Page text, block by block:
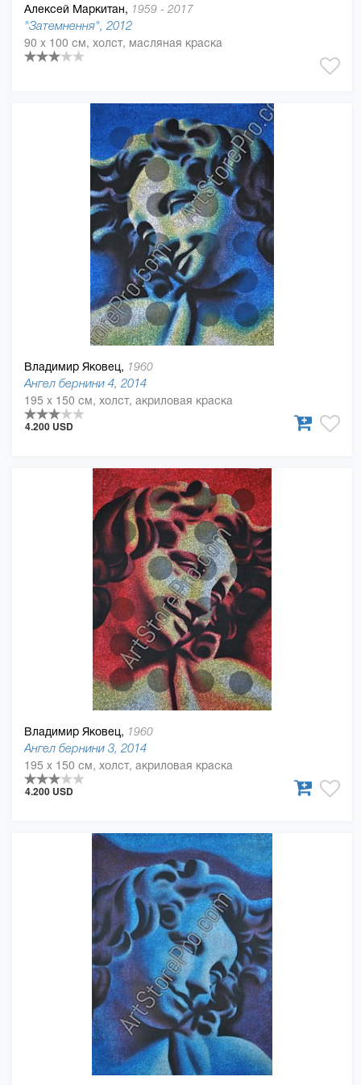
Алексей Маркитан, 1959 - 2017
"Затемнення", 2012
90 x 100 см, холст, масляная краска
Владимир Яковец, 1960
Ангел бернини 4, 2014
195 x 150 см, холст, акриловая краска
4.200 USD
Владимир Яковец, 1960
Ангел бернини 3, 2014
195 x 150 см, холст, акриловая краска
4.200 USD